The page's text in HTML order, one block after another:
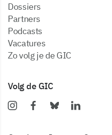
dossiers
partners
podcasts
vacatures
zo volg je de GIC
Volg de GIC